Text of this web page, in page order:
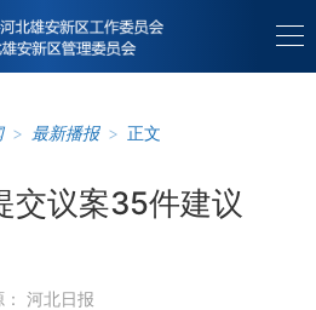
> 最新播报 > 正文
交议案35件建议
河北日报